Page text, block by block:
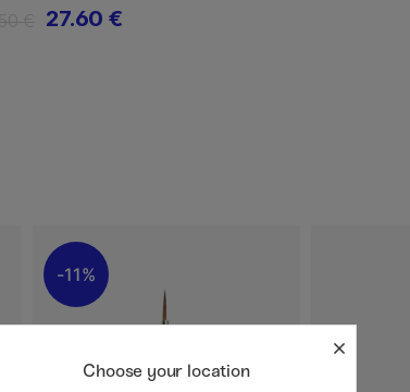
27.60 €
11%
Choose your location